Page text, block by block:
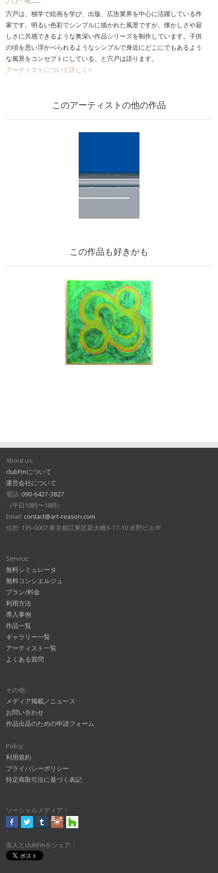
宍戸は、独学で絵画を学び、出版、広告業界を中心に活躍している作
家です。明るい色彩でシンプルに描かれた風景ですが、懐かしさや寂
しさに共感できるような奥深い作品シリーズを制作しています。子供
の頃を思い浮かべられるようなシンプルで身近にどこにでもあるよう
な風景をコンセプトにしている、と宍戸は語ります。
アーティストについて詳しく>
このアーティストの他の作品
この作品も好きかも
About us:
clubFmについて
運営会社について
電話: 090-6427-3827
（平日10時〜18時）
Email: contact@art-reason.com
住所: 135-0007 東京都江東区新大橋3-17-10 水野ビル1F
Service:
無料シミュレータ
無料コンシエルジュ
プラン/料金
利用方法
導入事例
作品一覧
ギャラリー一覧
アーティスト一覧
よくある質問
その他:
メディア掲載／ニュース
お問い合わせ
作品出品のための申請フォーム
Policy:
利用規約
プライバシーポリシー
特定商取引法に基づく表記
ソーシャルメディア：
友人とclubFmをシェア：